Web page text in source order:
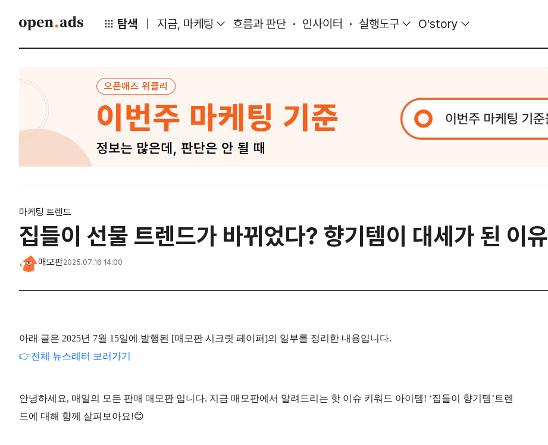
탐색 지금, 마케팅 흐름과 판단 인사이터 실행도구 O'story
마케팅 트렌드
집들이 선물 트렌드가 바뀌었다? 향기템이 대세가 된 이유
매모판2025.07.16 14:00
아래 글은 2025년 7월 15일에 발행된 [매모판 시크릿 페이퍼]의 일부를 정리한 내용입니다.
👉전체 뉴스레터 보러가기
안녕하세요, 매일의 모든 판매 매모판 입니다. 지금 매모판에서 알려드리는 핫 이슈 키워드 아이템! ‘집들이 향기템’트렌
드에 대해 함께 살펴보아요!😊